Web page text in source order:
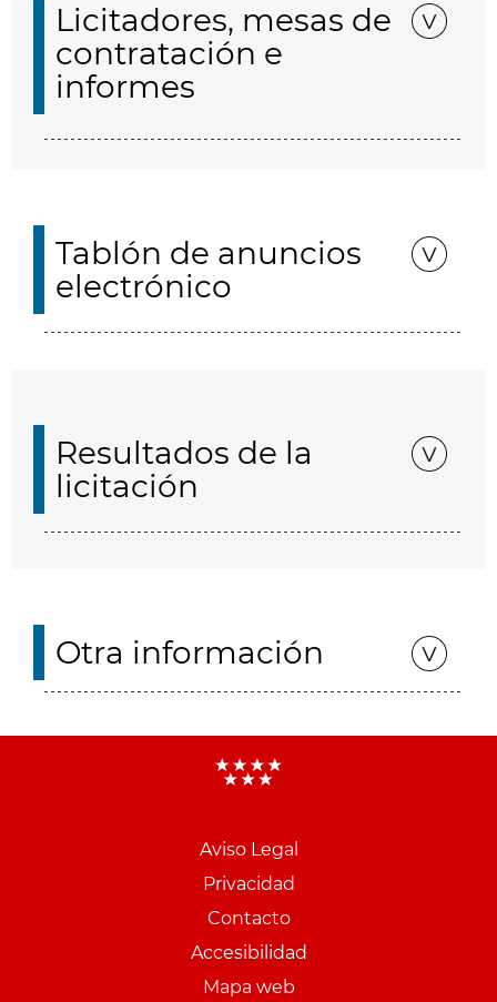
Licitadores, mesas de
contratación e
informes
Tablón de anuncios
electrónico
Resultados de la
licitación
Otra información
Aviso Legal
Privacidad
Contacto
Accesibilidad
Mapa web